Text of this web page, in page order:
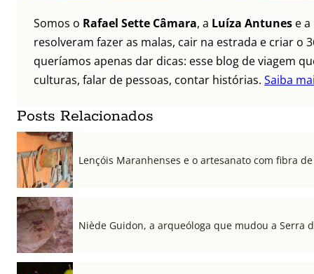
Somos o Rafael Sette Câmara, a Luíza Antunes e a
resolveram fazer as malas, cair na estrada e criar o
queríamos apenas dar dicas: esse blog de viagem
culturas, falar de pessoas, contar histórias. Saiba
Posts Relacionados
Lençóis Maranhenses e o artesanato com fibra
Niède Guidon, a arqueóloga que mudou a Serra